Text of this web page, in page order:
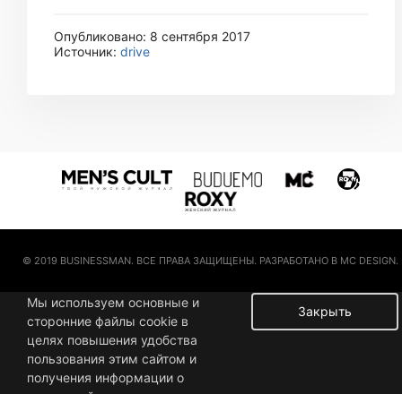
Опубликовано: 8 сентября 2017
Источник: drive
© 2019 BUSINESSMAN. ВСЕ ПРАВА ЗАЩИЩЕНЫ. РАЗРАБОТАНО В MC DESIGN.
Закрыть
Мы используем основные и
сторонние файлы cookie в
целях повышения удобства
пользования этим сайтом и
получения информации о